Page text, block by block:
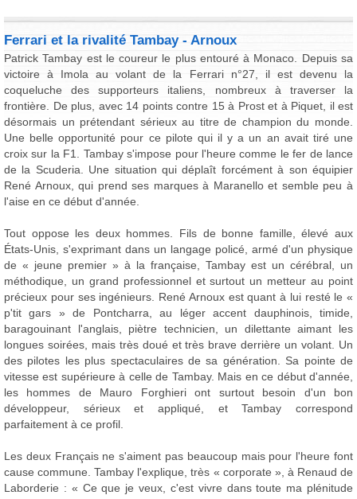
Ferrari et la rivalité Tambay - Arnoux
Patrick Tambay est le coureur le plus entouré à Monaco. Depuis sa
victoire à Imola au volant de la Ferrari n°27, il est devenu la
coqueluche des supporteurs italiens, nombreux à traverser la
frontière. De plus, avec 14 points contre 15 à Prost et à Piquet, il est
désormais un prétendant sérieux au titre de champion du monde.
Une belle opportunité pour ce pilote qui il y a un an avait tiré une
croix sur la F1. Tambay s'impose pour l'heure comme le fer de lance
de la Scuderia. Une situation qui déplaît forcément à son équipier
René Arnoux, qui prend ses marques à Maranello et semble peu à
l'aise en ce début d'année.
Tout oppose les deux hommes. Fils de bonne famille, élevé aux
États-Unis, s'exprimant dans un langage policé, armé d'un physique
de « jeune premier » à la française, Tambay est un cérébral, un
méthodique, un grand professionnel et surtout un metteur au point
précieux pour ses ingénieurs. René Arnoux est quant à lui resté le «
p'tit gars » de Pontcharra, au léger accent dauphinois, timide,
baragouinant l'anglais, piètre technicien, un dilettante aimant les
longues soirées, mais très doué et très brave derrière un volant. Un
des pilotes les plus spectaculaires de sa génération. Sa pointe de
vitesse est supérieure à celle de Tambay. Mais en ce début d'année,
les hommes de Mauro Forghieri ont surtout besoin d'un bon
développeur, sérieux et appliqué, et Tambay correspond
parfaitement à ce profil.
Les deux Français ne s'aiment pas beaucoup mais pour l'heure font
cause commune. Tambay l'explique, très « corporate », à Renaud de
Laborderie : « Ce que je veux, c'est vivre dans toute ma plénitude